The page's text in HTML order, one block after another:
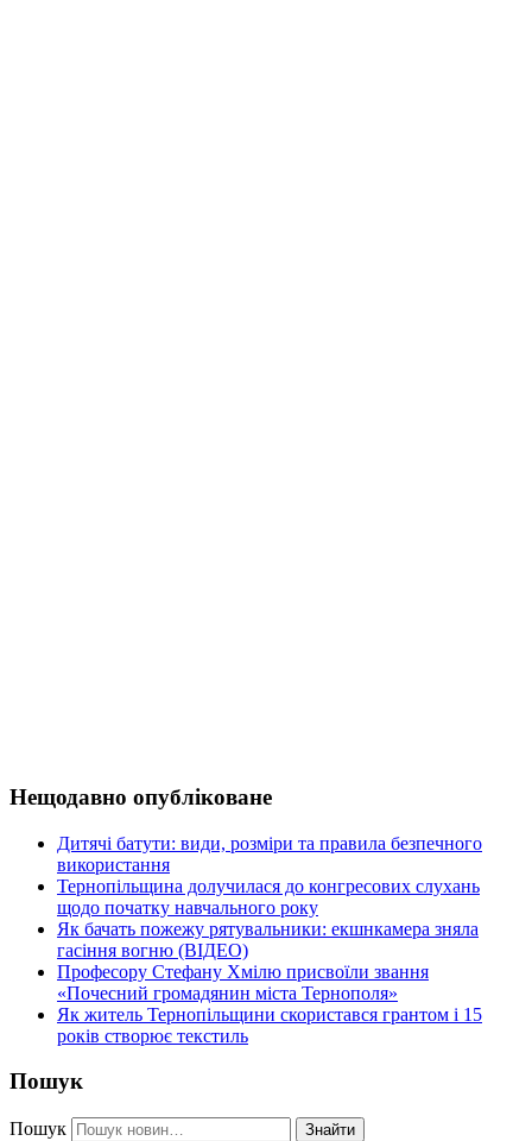
Нещодавно опубліковане
Дитячі батути: види, розміри та правила безпечного
використання
Тернопільщина долучилася до конгресових слухань
щодо початку навчального року
Як бачать пожежу рятувальники: екшнкамера зняла
гасіння вогню (ВІДЕО)
Професору Стефану Хмілю присвоїли звання
«Почесний громадянин міста Тернополя»
Як житель Тернопільщини скористався грантом і 15
років створює текстиль
Пошук
Пошук Знайти